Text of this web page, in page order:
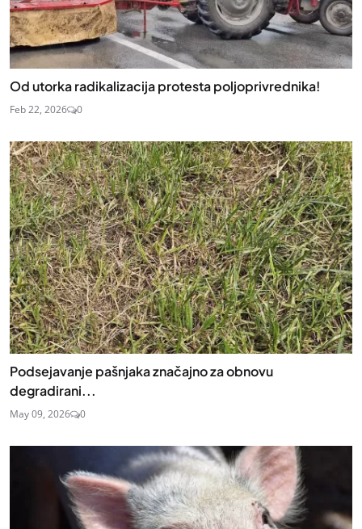
Od utorka radikalizacija protesta poljoprivrednika!
Feb 22, 2026 0
Podsejavanje pašnjaka značajno za obnovu
degradirani...
May 09, 2026 0